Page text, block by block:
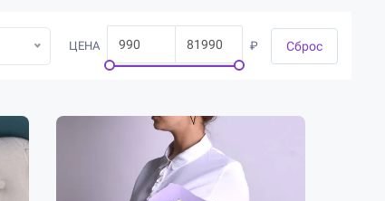
ЦЕНА ₽ Cброс